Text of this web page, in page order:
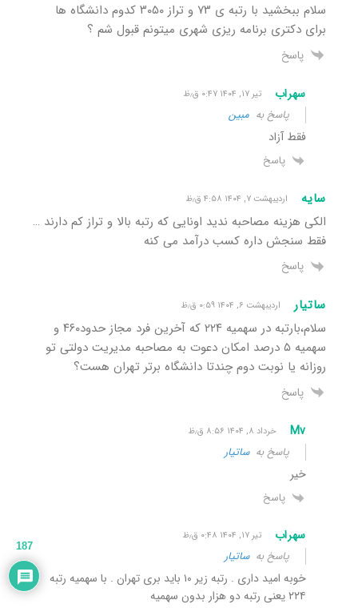
سلام ببخشید با رتبه ی ۷۳ و تراز ۳۰۵۰ کدوم دانشگاه ها
برای دکتری برنامه ریزی شهری میتونم قبول شم ؟
پاسخ
سهراب تیر ۱۷, ۱۴۰۴ ۰:۴۷ ق٫ظ
پاسخ به مبین
فقط آزاد
پاسخ
سایه اردیبهشت ۷, ۱۴۰۴ ۴:۵۸ ق٫ظ
الکی هزینه مصاحبه ندید اونایی که رتبه بالا و تراز کم دارند …
فقط سنجش داره کسب درآمد می کنه
پاسخ
ساتیار اردیبهشت ۶, ۱۴۰۴ ۰:۵۹ ق٫ظ
سلام،بارتبه در سهمیه ۲۲۴ که آخرین فرد مجاز حدود۴۶۰ و
سهمیه ۵ درصد امکان دعوت به مصاحبه مدیریت دولتی تو
روزانه یا نوبت دوم چندتا دانشگاه برتر تهران هست؟
پاسخ
Mv خرداد ۸, ۱۴۰۴ ۸:۵۶ ق٫ظ
پاسخ بهساتیار
خیر
پاسخ
سهراب تیر ۱۷, ۱۴۰۴ ۰:۴۸ ق٫ظ
پاسخ بهساتیار
خوبه امید داری . رتبه زیر ۱۰ باید بری تهران . با سهمیه رتبه
۲۲۴ یعنی رتبه دو هزار بدون سهمیه
187